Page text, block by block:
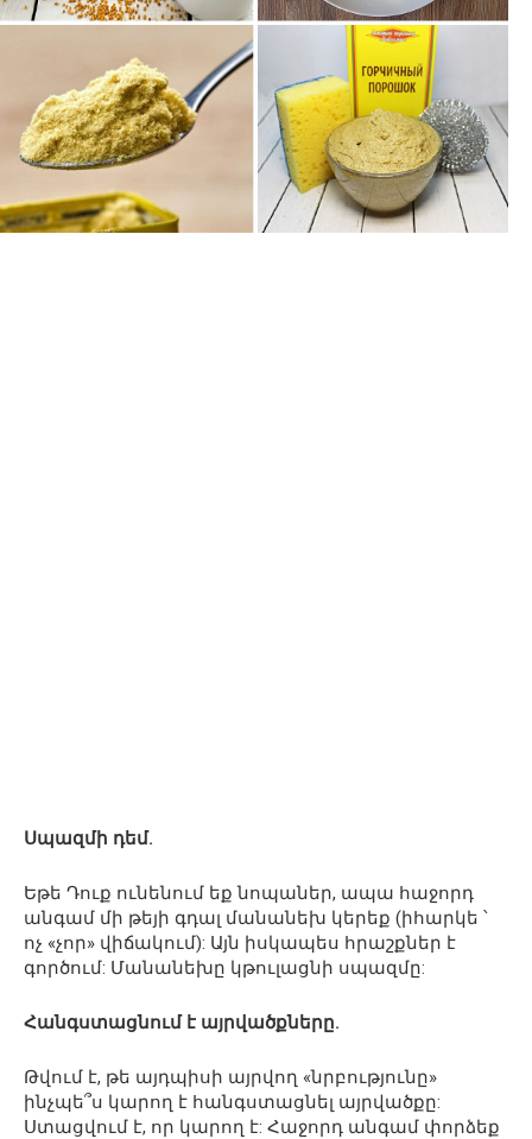
Սպազմի դեմ.
Եթե ​​Դուք ունենում եք նոպաներ, ապա հաջորդ
անգամ մի թեյի գդալ մանանեխ կերեք (իհարկե ՝
ոչ «չոր» վիճակում): Այն իսկապես հրաշքներ է
գործում: Մանանեխը կթուլացնի սպազմը:
Հանգստացնում է այրվածքները.
Թվում է, թե այդպիսի այրվող «նրբությունը»
ինչպե՞ս կարող է հանգստացնել այրվածքը:
Ստացվում է, որ կարող է: Հաջորդ անգամ փորձեք